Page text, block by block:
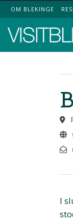
Top Menu
OM BLEKINGE
I